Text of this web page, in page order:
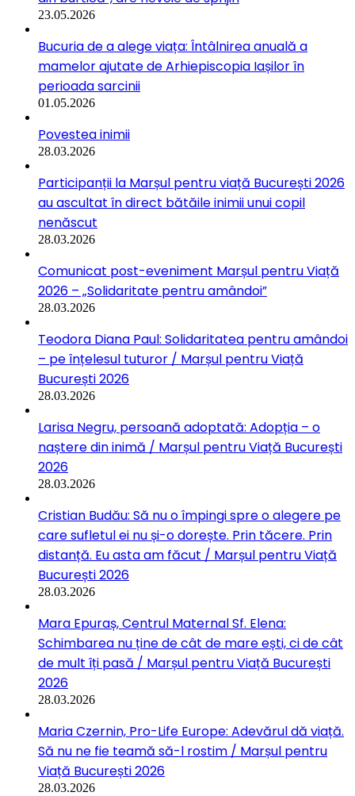
23.05.2026
Bucuria de a alege viața: Întâlnirea anuală a
mamelor ajutate de Arhiepiscopia Iașilor în
perioada sarcinii
01.05.2026
Povestea inimii
28.03.2026
Participanții la Marșul pentru viață București 2026
au ascultat în direct bătăile inimii unui copil
nenăscut
28.03.2026
Comunicat post-eveniment Marșul pentru Viață
2026 – „Solidaritate pentru amândoi”
28.03.2026
Teodora Diana Paul: Solidaritatea pentru amândoi
– pe înțelesul tuturor / Marșul pentru Viață
București 2026
28.03.2026
Larisa Negru, persoană adoptată: Adopția – o
naștere din inimă / Marșul pentru Viață București
2026
28.03.2026
Cristian Budău: Să nu o împingi spre o alegere pe
care sufletul ei nu și-o dorește. Prin tăcere. Prin
distanță. Eu asta am făcut / Marșul pentru Viață
București 2026
28.03.2026
Mara Epuraș, Centrul Maternal Sf. Elena:
Schimbarea nu ține de cât de mare ești, ci de cât
de mult îți pasă / Marșul pentru Viață București
2026
28.03.2026
Maria Czernin, Pro-Life Europe: Adevărul dă viață.
Să nu ne fie teamă să-l rostim / Marșul pentru
Viață București 2026
28.03.2026